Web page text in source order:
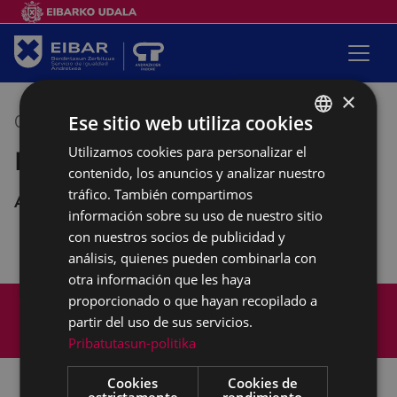
05/12/2018 10:00 -12:00
Reunión asociación Pagatxa
Andretxea
Mapa del Sitio
Aviso legal
Política de cookies
Accesibilidad
BASQUE
SPANISH
×
Ese sitio web utiliza cookies
Utilizamos cookies para personalizar el
contenido, los anuncios y analizar nuestro
tráfico. También compartimos
información sobre su uso de nuestro sitio
con nuestros socios de publicidad y
análisis, quienes pueden combinarla con
otra información que les haya
proporcionado o que hayan recopilado a
partir del uso de sus servicios.
Pribatutasun-politika
Cookies
Cookies de